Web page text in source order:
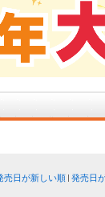
売日が新しい順 発売日